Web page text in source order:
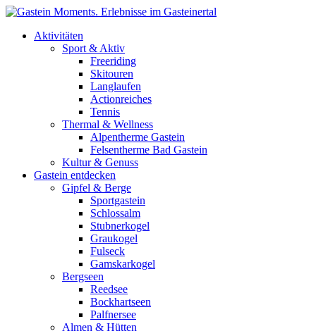
Direkt zum Inhalt
Aktivitäten
Sport & Aktiv
Freeriding
Skitouren
Langlaufen
Actionreiches
Tennis
Thermal & Wellness
Alpentherme Gastein
Felsentherme Bad Gastein
Kultur & Genuss
Gastein entdecken
Gipfel & Berge
Sportgastein
Schlossalm
Stubnerkogel
Graukogel
Fulseck
Gamskarkogel
Bergseen
Reedsee
Bockhartseen
Palfnersee
Almen & Hütten